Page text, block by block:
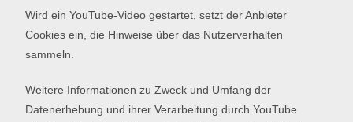
Wird ein YouTube-Video gestartet, setzt der Anbieter
Cookies ein, die Hinweise über das Nutzerverhalten
sammeln.
Weitere Informationen zu Zweck und Umfang der
Datenerhebung und ihrer Verarbeitung durch YouTube